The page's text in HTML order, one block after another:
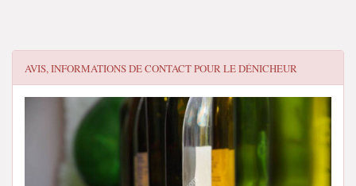
AVIS, INFORMATIONS DE CONTACT POURLE DÉNICHEUR